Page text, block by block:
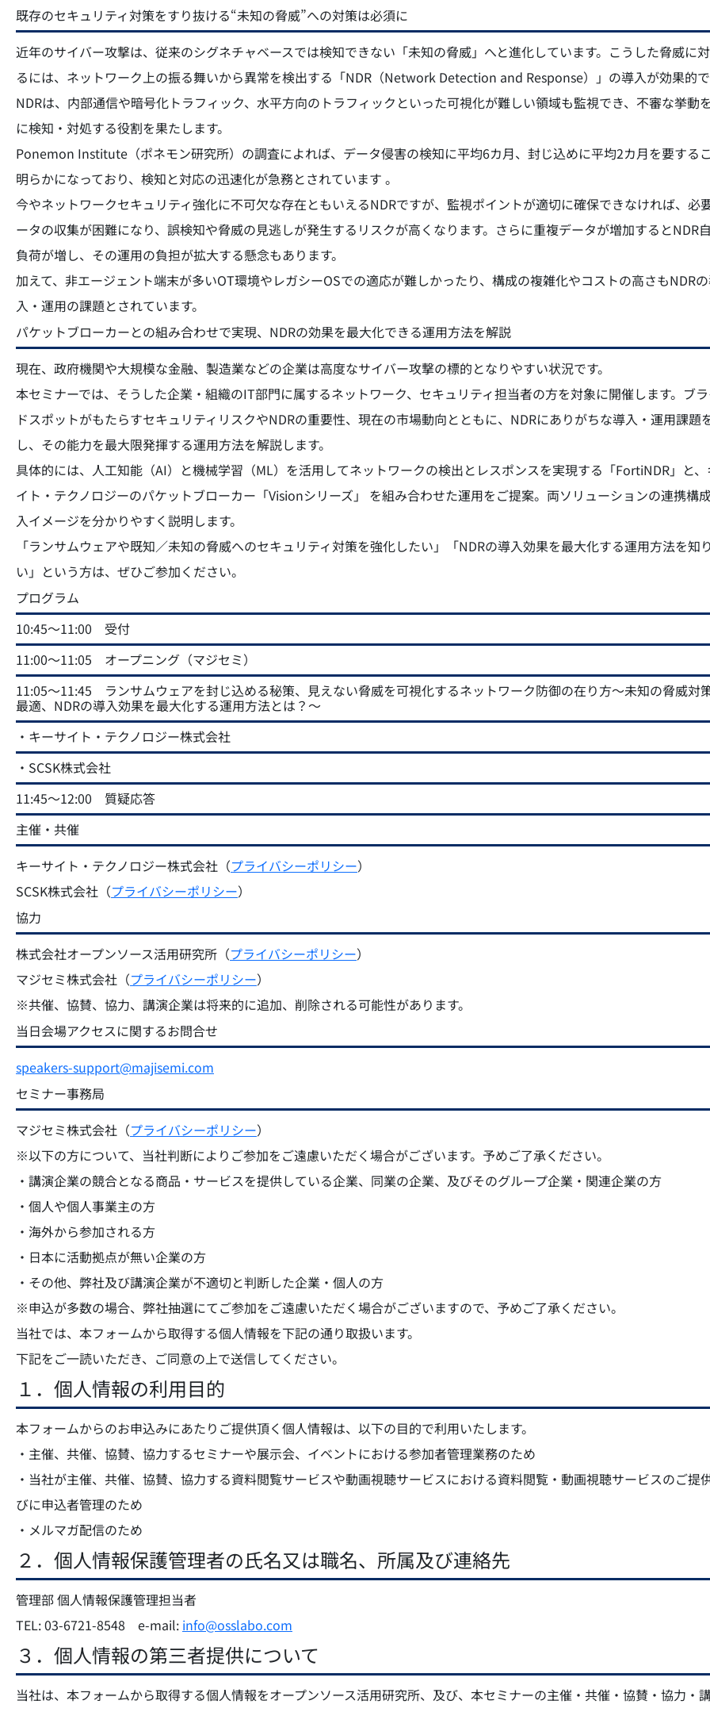
既存のセキュリティ対策をすり抜ける“未知の脅威”への対策は必須に
近年のサイバー攻撃は、従来のシグネチャベースでは検知できない「未知の脅威」へと進化しています。こうした脅威に
るには、ネットワーク上の振る舞いから異常を検出する「NDR（Network Detection and Response）」の導入が効果的
NDRは、内部通信や暗号化トラフィック、水平方向のトラフィックといった可視化が難しい領域も監視でき、不審な挙動
に検知・対処する役割を果たします。
Ponemon Institute（ポネモン研究所）の調査によれば、データ侵害の検知に平均6カ月、封じ込めに平均2カ月を要する
明らかになっており、検知と対応の迅速化が急務とされています 。
今やネットワークセキュリティ強化に不可欠な存在ともいえるNDRですが、監視ポイントが適切に確保できなければ、必
ータの収集が困難になり、誤検知や脅威の見逃しが発生するリスクが高くなります。さらに重複データが増加するとNDR
負荷が増し、その運用の負担が拡大する懸念もあります。
加えて、非エージェント端末が多いOT環境やレガシーOSでの適応が難しかったり、構成の複雑化やコストの高さもNDR
入・運用の課題とされています。
パケットブローカーとの組み合わせで実現、NDRの効果を最大化できる運用方法を解説
現在、政府機関や大規模な金融、製造業などの企業は高度なサイバー攻撃の標的となりやすい状況です。
本セミナーでは、そうした企業・組織のIT部門に属するネットワーク、セキュリティ担当者の方を対象に開催します。ブ
ドスポットがもたらすセキュリティリスクやNDRの重要性、現在の市場動向とともに、NDRにありがちな導入・運用課題
し、その能力を最大限発揮する運用方法を解説します。
具体的には、人工知能（AI）と機械学習（ML）を活用してネットワークの検出とレスポンスを実現する「FortiNDR」と
イト・テクノロジーのパケットブローカー「Visionシリーズ」 を組み合わせた運用をご提案。両ソリューションの連携構
入イメージを分かりやすく説明します。
「ランサムウェアや既知／未知の脅威へのセキュリティ対策を強化したい」「NDRの導入効果を最大化する運用方法を知
い」という方は、ぜひご参加ください。
プログラム
10:45～11:00 受付
11:00～11:05 オープニング（マジセミ）
11:05～11:45 ランサムウェアを封じ込める秘策、見えない脅威を可視化するネットワーク防御の在り方～未知の脅威対
最適、NDRの導入効果を最大化する運用方法とは？～
・キーサイト・テクノロジー株式会社
・SCSK株式会社
11:45～12:00 質疑応答
主催・共催
キーサイト・テクノロジー株式会社（プライバシーポリシー）
SCSK株式会社（プライバシーポリシー）
協力
株式会社オープンソース活用研究所（プライバシーポリシー）
マジセミ株式会社（プライバシーポリシー）
※共催、協賛、協力、講演企業は将来的に追加、削除される可能性があります。
当日会場アクセスに関するお問合せ
speakers-support@majisemi.com
セミナー事務局
マジセミ株式会社（プライバシーポリシー）
※以下の方について、当社判断によりご参加をご遠慮いただく場合がございます。予めご了承ください。
・講演企業の競合となる商品・サービスを提供している企業、同業の企業、及びそのグループ企業・関連企業の方
・個人や個人事業主の方
・海外から参加される方
・日本に活動拠点が無い企業の方
・その他、弊社及び講演企業が不適切と判断した企業・個人の方
※申込が多数の場合、弊社抽選にてご参加をご遠慮いただく場合がございますので、予めご了承ください。
当社では、本フォームから取得する個人情報を下記の通り取扱います。
下記をご一読いただき、ご同意の上で送信してください。
１．個人情報の利用目的
本フォームからのお申込みにあたりご提供頂く個人情報は、以下の目的で利用いたします。
・主催、共催、協賛、協力するセミナーや展示会、イベントにおける参加者管理業務のため
・当社が主催、共催、協賛、協力する資料閲覧サービスや動画視聴サービスにおける資料閲覧・動画視聴サービスのご提
びに申込者管理のため
・メルマガ配信のため
２．個人情報保護管理者の氏名又は職名、所属及び連絡先
管理部 個人情報保護管理担当者
TEL: 03-6721-8548 e-mail: info@osslabo.com
３．個人情報の第三者提供について
当社は、本フォームから取得する個人情報をオープンソース活用研究所、及び、本セミナーの主催・共催・協賛・協力・